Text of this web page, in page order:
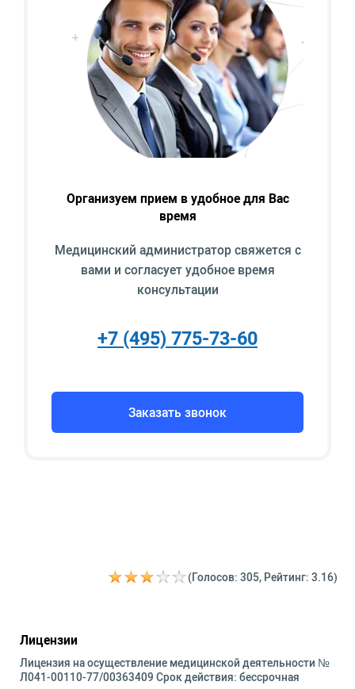
Организуем прием в удобное для Вас
время
Медицинский администратор свяжется с
вами и согласует удобное время
консультации
+7 (495) 775-73-60
Заказать звонок
(Голосов: 305, Рейтинг: 3.16)
Лицензии
Лицензия на осуществление медицинской деятельности №
Л041-00110-77/00363409 Срок действия: бессрочная